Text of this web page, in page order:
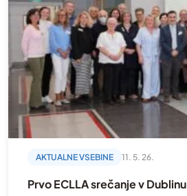
AKTUALNE VSEBINE 11. 5. 26.
Prvo ECLLA srečanje v Dublinu